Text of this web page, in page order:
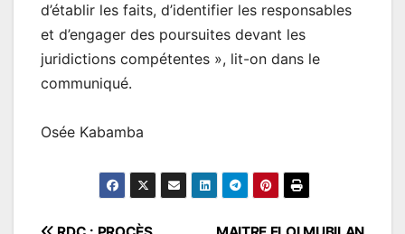
d’établir les faits, d’identifier les responsables
et d’engager des poursuites devant les
juridictions compétentes », lit-on dans le
communiqué.
Osée Kabamba